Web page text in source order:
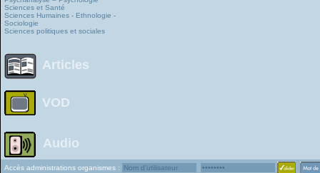
Sciences et Santé
Sciences Humaines - Ethnologie -
Sociologie
Sciences politiques et sociales
Articles
VOD
Audio
Accès administrations organismes :